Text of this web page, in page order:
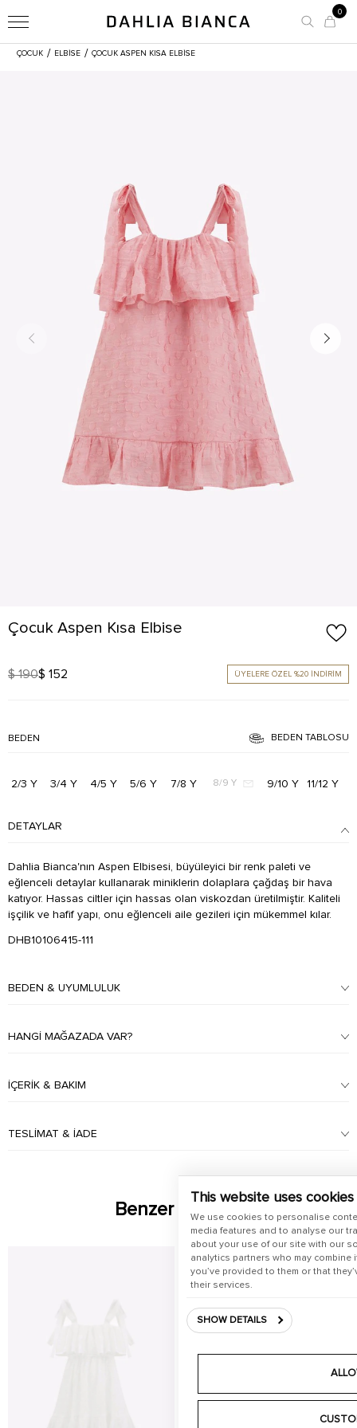
This website uses cookies
We use cookies to personalise
media features and to analyse our
about your use of our site with our
analytics partners who may
you’ve provided to them or that
their services.
SHOW DETAILS
0
ÇOCUK / ELBİSE / ÇOCUK ASPEN KISA ELBISE
Çocuk Aspen Kısa Elbise
$ 190$ 152 ÜYELERE ÖZEL %20 İNDİRİM
BEDEN BEDEN TABLOSU
2/3 Y 3/4 Y 4/5 Y 5/6 Y 7/8 Y 8/9 Y 9/10 Y 11/12 Y
DETAYLAR
Dahlia Bianca'nın Aspen Elbisesi, büyüleyici bir renk paleti ve
eğlenceli detaylar kullanarak miniklerin dolaplara çağdaş bir hava
katıyor. Hassas ciltler için hassas olan viskozdan üretilmiştir. Kaliteli
işçilik ve hafif yapı, onu eğlenceli aile gezileri için mükemmel kılar.
DHB10106415-111
BEDEN & UYUMLULUK
HANGI MAĞAZADA VAR?
İÇERIK & BAKIM
TESLIMAT & İADE
Benzer Ürünler